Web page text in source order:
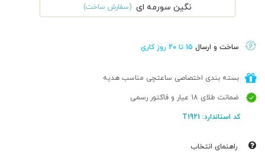
نگین سورمه ای (سفارش ساخت)
ساخت و ارسال 15 تا 20 روز کاری
بسته بندی اختصاصی ساعتچی مناسب هدیه
ضمانت طلای 18 عیار و فاکتور رسمی
کد استاندارد: T1921
راهنمای انتخاب